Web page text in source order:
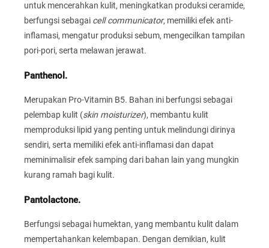
untuk mencerahkan kulit, meningkatkan produksi ceramide,
berfungsi sebagai cell communicator, memiliki efek anti-
inflamasi, mengatur produksi sebum, mengecilkan tampilan
pori-pori, serta melawan jerawat.
Panthenol.
Merupakan Pro-Vitamin B5. Bahan ini berfungsi sebagai
pelembap kulit (skin moisturizer), membantu kulit
memproduksi lipid yang penting untuk melindungi dirinya
sendiri, serta memiliki efek anti-inflamasi dan dapat
meminimalisir efek samping dari bahan lain yang mungkin
kurang ramah bagi kulit.
Pantolactone.
Berfungsi sebagai humektan, yang membantu kulit dalam
mempertahankan kelembapan. Dengan demikian, kulit